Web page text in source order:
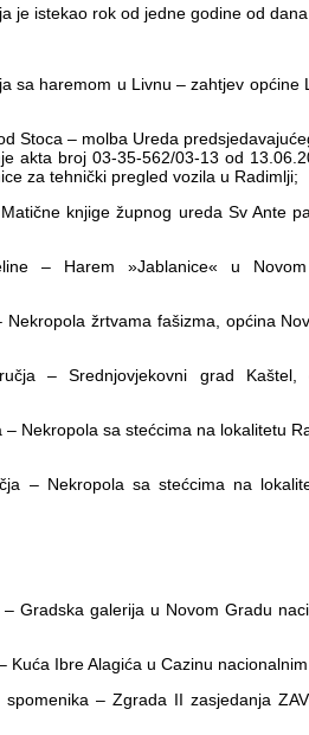
je istekao rok od jedne godine od
sa haremom u Livnu – zahtjev općine
Stoca – molba Ureda
akta broj 03-35-562/03-13 od
za tehnički pregled vozila u Radimlji;
knjige župnog ureda Sv Ante
– Harem »Jablanice« u
žrtvama fašizma, općina
– Srednjovjekovni grad Kaštel,
Nekropola sa stećcima na lokalitetu
– Nekropola sa stećcima na
Gradska galerija u Novom Gradu
Ibre Alagića u Cazinu
– Zgrada II zasjedanja